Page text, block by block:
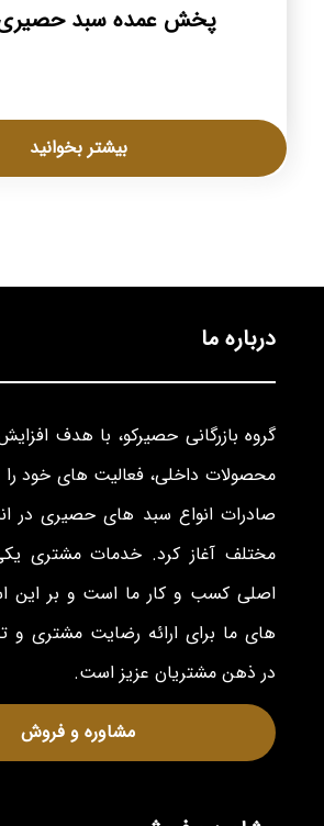
پخش عمده سبد
بیشتر بخوانید
درباره ما
گروه بازرگانی حصیرکو، با هدف
محصولات داخلی، فعالیت های خود را
صادرات انواع سبد های حصیری در
مختلف آغاز کرد. خدمات مشتری
اصلی کسب و کار ما است و بر این
های ما برای ارائه رضایت مشتری و
در ذهن مشتریان عزیز است.
مشاوره و فروش